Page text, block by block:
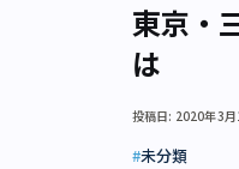
東京・
は
投稿日: 2020年3月
未分類